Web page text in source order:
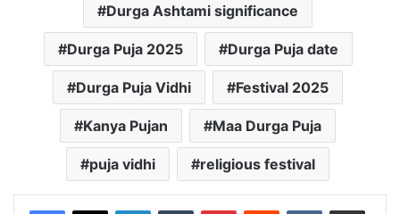
Durga Ashtami significance
Durga Puja 2025 Durga Puja date
Durga Puja Vidhi Festival 2025
Kanya Pujan Maa Durga Puja
puja vidhi religious festival
LinkedInTumblr PinterestReddit VKontakteShare via Email